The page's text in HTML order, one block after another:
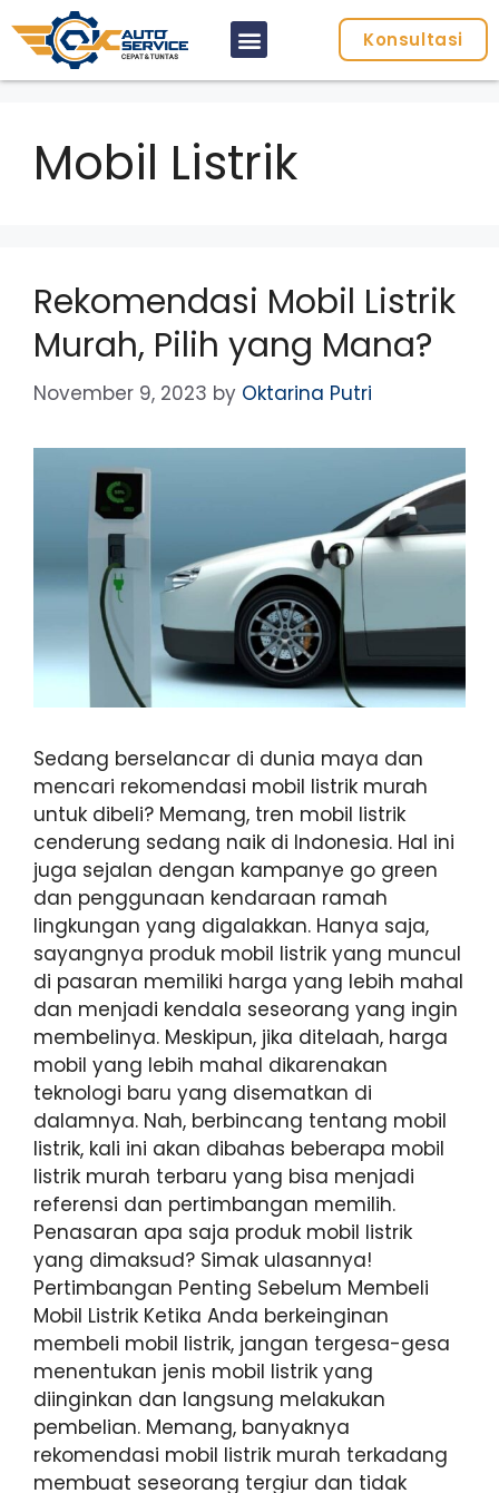
Konsultasi
Mobil Listrik
Rekomendasi Mobil Listrik
Murah, Pilih yang Mana?
November 9, 2023 by Oktarina Putri
Sedang berselancar di dunia maya dan
mencari rekomendasi mobil listrik murah
untuk dibeli? Memang, tren mobil listrik
cenderung sedang naik di Indonesia. Hal ini
juga sejalan dengan kampanye go green
dan penggunaan kendaraan ramah
lingkungan yang digalakkan. Hanya saja,
sayangnya produk mobil listrik yang muncul
di pasaran memiliki harga yang lebih mahal
dan menjadi kendala seseorang yang ingin
membelinya. Meskipun, jika ditelaah, harga
mobil yang lebih mahal dikarenakan
teknologi baru yang disematkan di
dalamnya. Nah, berbincang tentang mobil
listrik, kali ini akan dibahas beberapa mobil
listrik murah terbaru yang bisa menjadi
referensi dan pertimbangan memilih.
Penasaran apa saja produk mobil listrik
yang dimaksud? Simak ulasannya!
Pertimbangan Penting Sebelum Membeli
Mobil Listrik Ketika Anda berkeinginan
membeli mobil listrik, jangan tergesa-gesa
menentukan jenis mobil listrik yang
diinginkan dan langsung melakukan
pembelian. Memang, banyaknya
rekomendasi mobil listrik murah terkadang
membuat seseorang tergiur dan tidak